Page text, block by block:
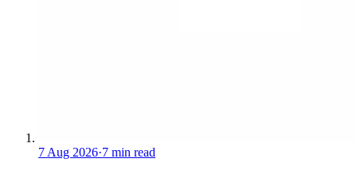
7 Aug 2026·7 min read